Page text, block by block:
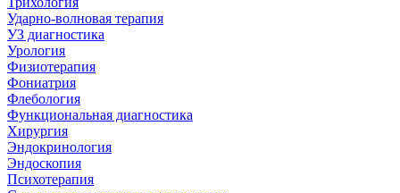
Ударно-волновая терапия
УЗ диагностика
Урология
Физиотерапия
Фониатрия
Флебология
Функциональная диагностика
Хирургия
Эндокринология
Эндоскопия
Психотерапия